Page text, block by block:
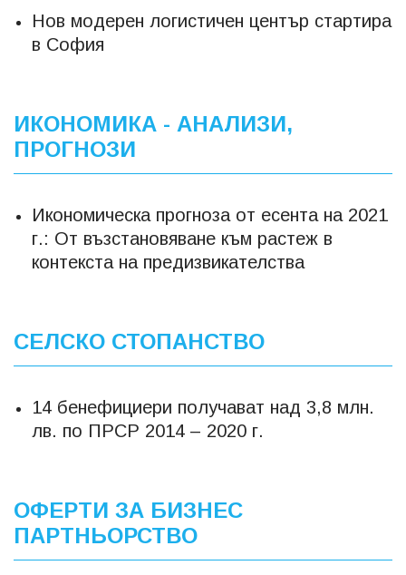
Нов модерен логистичен център стартира
в София
ИКОНОМИКА - АНАЛИЗИ,
ПРОГНОЗИ
Икономическа прогноза от есента на 2021
г.: От възстановяване към растеж в
контекста на предизвикателства
СЕЛСКО СТОПАНСТВО
14 бенефициери получават над 3,8 млн.
лв. по ПРСР 2014 – 2020 г.
ОФЕРТИ ЗА БИЗНЕС
ПАРТНЬОРСТВО